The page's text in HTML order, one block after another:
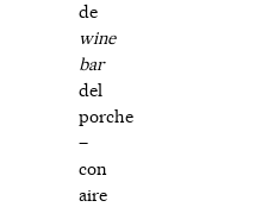
de
wine
bar
del
porche
–
con
aire